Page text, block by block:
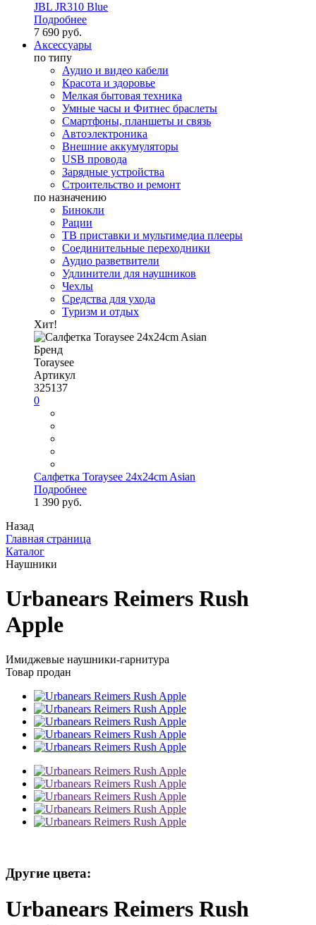
JBL JR310 Blue
Подробнее
7 690 руб.
Аксессуары
по типу
Аудио и видео кабели
Красота и здоровье
Мелкая бытовая техника
Умные часы и Фитнес браслеты
Смартфоны, планшеты и связь
Автоэлектроника
Внешние аккумуляторы
USB провода
Зарядные устройства
Строительство и ремонт
по назначению
Бинокли
Рации
ТВ приставки и мультимедиа плееры
Соединительные переходники
Аудио разветвители
Удлинители для наушников
Чехлы
Средства для ухода
Туризм и отдых
Хит!
Бренд
Toraysee
Артикул
325137
0
Салфетка Toraysee 24x24cm Asian
Подробнее
1 390 руб.
Назад
Главная страница
Каталог
Наушники
Urbanears Reimers Rush
Apple
Имиджевые наушники-гарнитура
Товар продан
Другие цвета:
Urbanears Reimers Rush